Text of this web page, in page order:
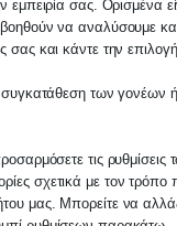
μαζί μας
μέσω email στο
εμπειρία σας. Ορισμένα
βοηθούν να αναλύσουμε
σας και κάντε την
συγκατάθεση των γονέων
τις ρυθμίσεις
σχετικά με τον τρόπο
μας. Μπορείτε να